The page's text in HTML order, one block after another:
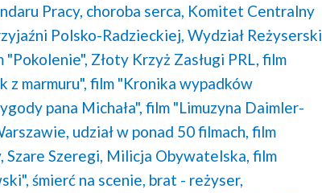
Pracy, choroba serca, Komitet Centralny
Polsko-Radzieckiej, Wydział Reżyserski
"Pokolenie", Złoty Krzyż Zasługi PRL,
film
z marmuru", film "Kronika wypadków
pana Michała", film "Limuzyna Daimler-
udział w ponad 50 filmach, film
Szare Szeregi, Milicja Obywatelska, film
śmierć na scenie, brat - reżyser,